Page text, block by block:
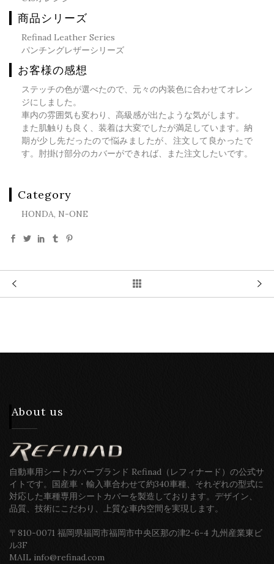
商品シリーズ
Refinad Leather Series
パンチングレザーシリーズ
お客様の感想
ステッチの色が選べたので、元々の内装色に合わせてオレン
ジにしました。
車内の雰囲気も変わり、高級感が出たような気がします。
また肌触りも良く、装着は大変でしたが満足しています。納
期が少し先だったので悩みましたが、注文して良かったで
す。肘掛け部分のカバーができれば、また注文したいです。
Category
HONDA, N-ONE
About us
自動車用シートカバーブランド Refinad（レフィナード）の公式サ
イトです。国産車・輸入車合わせて約340車種、それぞれの型式に
対応した車種専用シートカバーを製造しております。デザイン、
品質、技術にこだわり、上質な車内空間を実現します。
〒810-0071 福岡県福岡市福岡市中央区那の津2-6-4 九州産業東ビ
ル3F
MAIL info@refinad.com